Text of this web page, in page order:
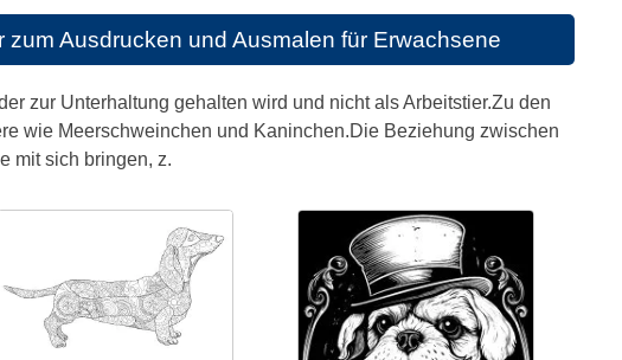
zum Ausdrucken und Ausmalen für Erwachsene
zur Unterhaltung gehalten wird und nicht als Arbeitstier.Zu den
wie Meerschweinchen und Kaninchen.Die Beziehung zwischen
mit sich bringen, z.